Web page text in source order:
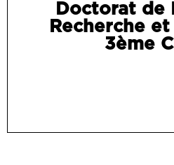
Doctorat de
Recherche
3ème